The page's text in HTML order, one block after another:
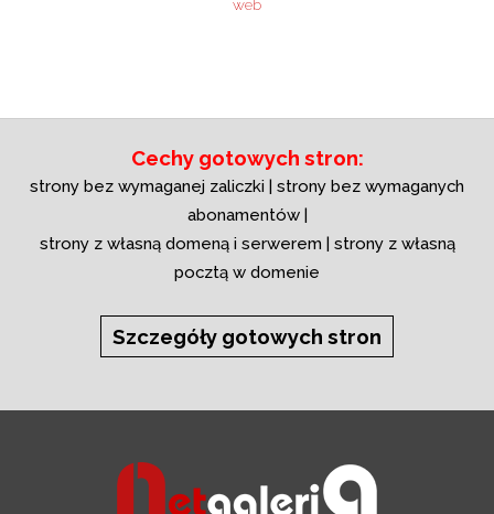
web
Cechy gotowych stron:
strony bez wymaganej zaliczki | strony bez wymaganych
abonamentów |
strony z własną domeną i serwerem | strony z własną
pocztą w domenie
Szczegóły gotowych stron